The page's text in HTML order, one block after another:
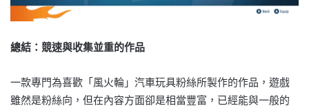
總結：競速與收集並重的作品
一款專門為喜歡「風火輪」汽車玩具粉絲所製作的作品，遊戲
雖然是粉絲向，但在內容方面卻是相當豐富，已經能與一般的